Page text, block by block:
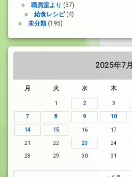
職員室より (57)
給食レシピ(4)
未分類(195)
2025年7月
月 火 水 木
1 2 3
7 8 9 10
14 15 16 17
21 22 23 24
28 29 30 31